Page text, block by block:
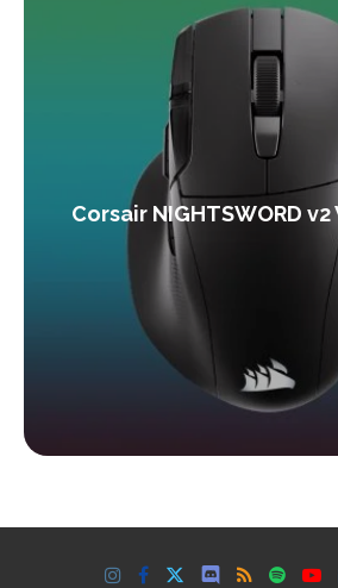
Corsair NIGHTSWORD